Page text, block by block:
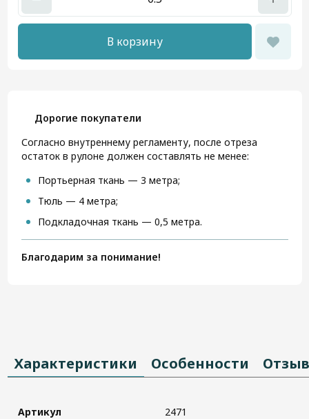
В корзину
Дорогие покупатели
Согласно внутреннему регламенту, после отреза
остаток в рулоне должен составлять не менее:
Портьерная ткань — 3 метра;
Тюль — 4 метра;
Подкладочная ткань — 0,5 метра.
Благодарим за понимание!
Характеристики Особенности
Артикул 2471